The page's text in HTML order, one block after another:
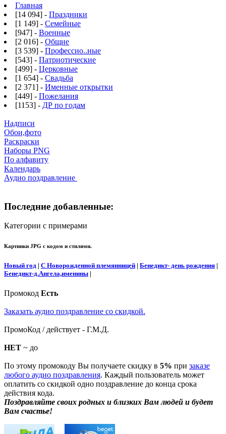
Главная
[14 094] - Праздники
[1 149] - Семейные
[947] - Военные
[2 016] - Общие
[3 539] - Профессио..ные
[543] - Патриотические
[499] - Церковные
[1 654] - Свадьба
[2 371] - Именные открытки
[449] - Пожелания
[1153] - ДР по годам
Надписи
Обои,фото
Раскраски
Наборы PNG
По алфавиту
Календарь
Аудио поздравление
Последние добавленные:
Категории с примерами
Картинки JPG с кодом и стилями.
Новый год | С Новорожденной племянницей | Бенедикт- день рождения |
Бенедикт-д.Ангела,именины |
Промокод Есть
Заказать аудио поздравление со скидкой.
ПромоКод / действует - Г.М.Д.
НЕТ ~ до
По этому промокоду Вы получаете скидку в 5% при заказе
любого аудио поздравления. Каждый пользователь может
оплатить со скидкой одно поздравление до конца срока
действия кода.
Поздравляйте своих родных и близких Вам людей и будет
Вам счастье!